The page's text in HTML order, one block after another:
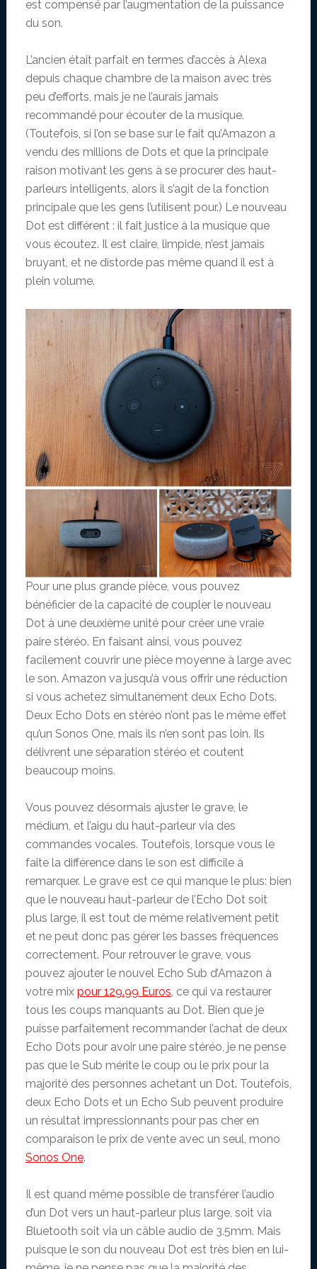
est compensé par l’augmentation de la puissance
du son.
L’ancien était parfait en termes d’accès à Alexa
depuis chaque chambre de la maison avec très
peu d’efforts, mais je ne l’aurais jamais
recommandé pour écouter de la musique.
(Toutefois, si l’on se base sur le fait qu’Amazon a
vendu des millions de Dots et que la principale
raison motivant les gens à se procurer des haut-
parleurs intelligents, alors il s’agit de la fonction
principale que les gens l’utilisent pour.) Le nouveau
Dot est différent : il fait justice à la musique que
vous écoutez. Il est claire, limpide, n’est jamais
bruyant, et ne distorde pas même quand il est à
plein volume.
Pour une plus grande pièce, vous pouvez
bénéficier de la capacité de coupler le nouveau
Dot à une deuxième unité pour créer une vraie
paire stéréo. En faisant ainsi, vous pouvez
facilement couvrir une pièce moyenne à large avec
le son. Amazon va jusqu’à vous offrir une réduction
si vous achetez simultanément deux Echo Dots.
Deux Echo Dots en stéréo n’ont pas le même effet
qu’un Sonos One, mais ils n’en sont pas loin. Ils
délivrent une séparation stéréo et coutent
beaucoup moins.
Vous pouvez désormais ajuster le grave, le
médium, et l’aigu du haut-parleur via des
commandes vocales. Toutefois, lorsque vous le
faite la différence dans le son est difficile à
remarquer. Le grave est ce qui manque le plus: bien
que le nouveau haut-parleur de l’Echo Dot soit
plus large, il est tout de même relativement petit
et ne peut donc pas gérer les basses fréquences
correctement. Pour retrouver le grave, vous
pouvez ajouter le nouvel Echo Sub d’Amazon à
votre mix pour 129.99 Euros, ce qui va restaurer
tous les coups manquants au Dot. Bien que je
puisse parfaitement recommander l’achat de deux
Echo Dots pour avoir une paire stéréo, je ne pense
pas que le Sub mérite le coup ou le prix pour la
majorité des personnes achetant un Dot. Toutefois,
deux Echo Dots et un Echo Sub peuvent produire
un résultat impressionnants pour pas cher en
comparaison le prix de vente avec un seul, mono
Sonos One.
Il est quand même possible de transférer l’audio
d’un Dot vers un haut-parleur plus large, soit via
Bluetooth soit via un câble audio de 3.5mm. Mais
puisque le son du nouveau Dot est très bien en lui-